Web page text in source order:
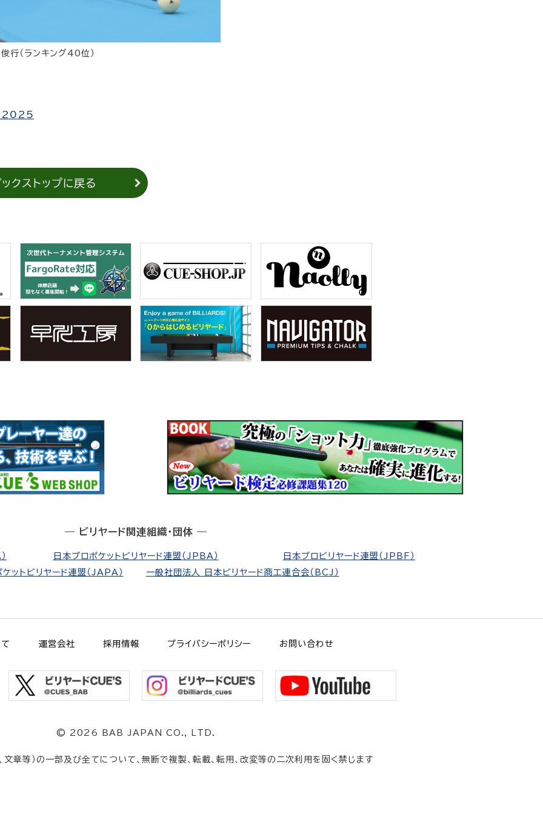
行（ランキング40位）
2025
ックストップに戻る
― ビリヤード関連組織・団体 ―
日本プロポケットビリヤード連盟（JPBA）
日本プロビリヤード連盟（JPBF）
ットビリヤード連盟（JAPA）
一般社団法人 日本ビリヤード商工連合会（BCJ）
運営会社 採用情報 プライバシーポリシー お問い合わせ
© 2026 BAB JAPAN CO., LTD.
文章等）の一部及び全てについて、無断で複製、転載、転用、改変等の二次利用を固く禁じます